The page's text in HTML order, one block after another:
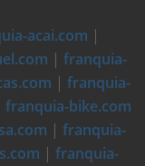
acai.com |
| franquia-
| franquia-
franquia-bike.com
| franquia-
| franquia-